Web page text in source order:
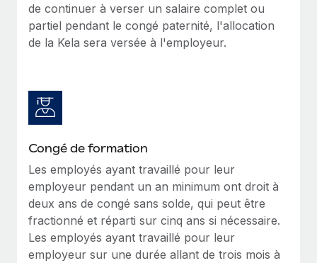
de continuer à verser un salaire complet ou
partiel pendant le congé paternité, l'allocation
de la Kela sera versée à l'employeur.
Congé de formation
Les employés ayant travaillé pour leur
employeur pendant un an minimum ont droit à
deux ans de congé sans solde, qui peut être
fractionné et réparti sur cinq ans si nécessaire.
Les employés ayant travaillé pour leur
employeur sur une durée allant de trois mois à